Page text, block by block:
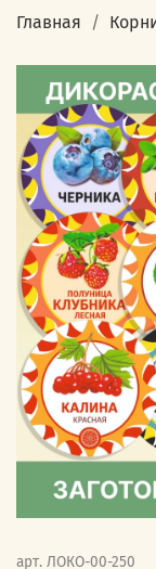
Главная
арт. ЛОКО-00-250